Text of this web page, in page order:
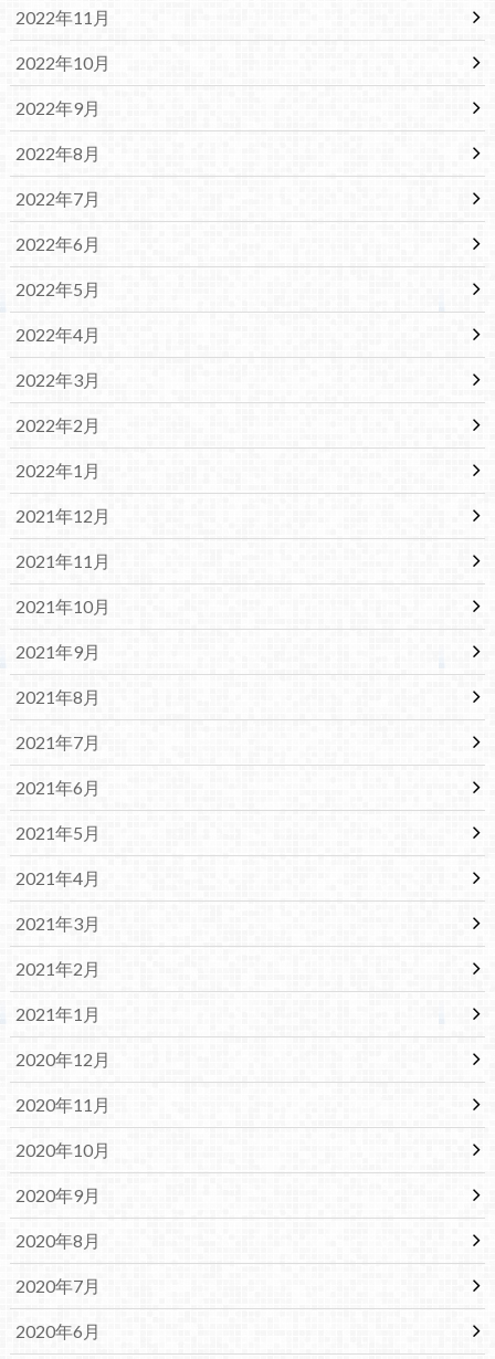
2022年11月
2022年10月
2022年9月
2022年8月
2022年7月
2022年6月
2022年5月
2022年4月
2022年3月
2022年2月
2022年1月
2021年12月
2021年11月
2021年10月
2021年9月
2021年8月
2021年7月
2021年6月
2021年5月
2021年4月
2021年3月
2021年2月
2021年1月
2020年12月
2020年11月
2020年10月
2020年9月
2020年8月
2020年7月
2020年6月